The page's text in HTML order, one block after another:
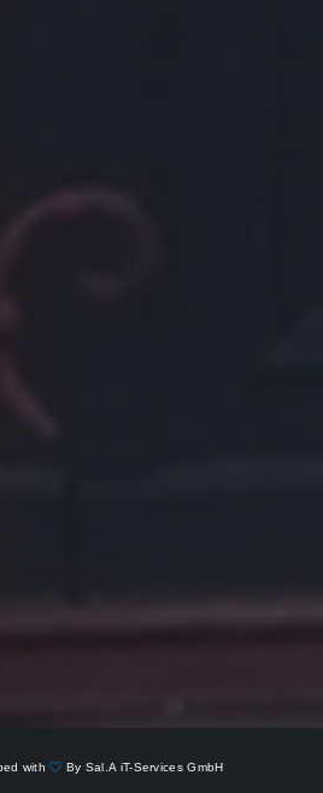
with By Sal.A iT-Services GmbH